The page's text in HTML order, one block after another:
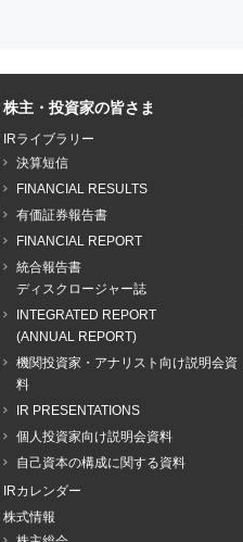
株主・投資家の皆さま
IRライブラリー
決算短信
FINANCIAL RESULTS
有価証券報告書
FINANCIAL REPORT
統合報告書
ディスクロージャー誌
INTEGRATED REPORT
(ANNUAL REPORT)
機関投資家・アナリスト向け説明会資
料
IR PRESENTATIONS
個人投資家向け説明会資料
自己資本の構成に関する資料
IRカレンダー
株式情報